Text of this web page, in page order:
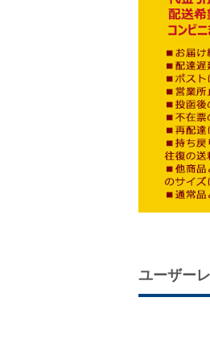
ユーザー